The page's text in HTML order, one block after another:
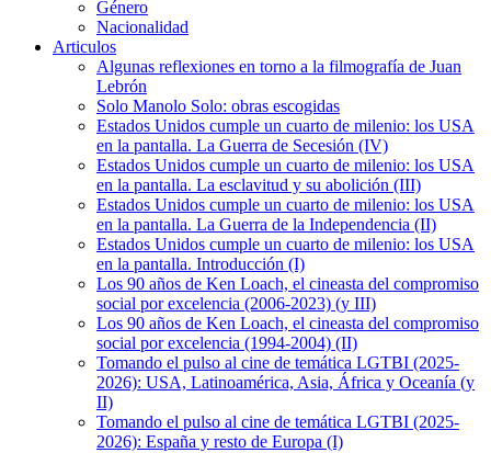
Género
Nacionalidad
Articulos
Algunas reflexiones en torno a la filmografía de Juan
Lebrón
Solo Manolo Solo: obras escogidas
Estados Unidos cumple un cuarto de milenio: los USA
en la pantalla. La Guerra de Secesión (IV)
Estados Unidos cumple un cuarto de milenio: los USA
en la pantalla. La esclavitud y su abolición (III)
Estados Unidos cumple un cuarto de milenio: los USA
en la pantalla. La Guerra de la Independencia (II)
Estados Unidos cumple un cuarto de milenio: los USA
en la pantalla. Introducción (I)
Los 90 años de Ken Loach, el cineasta del compromiso
social por excelencia (2006-2023) (y III)
Los 90 años de Ken Loach, el cineasta del compromiso
social por excelencia (1994-2004) (II)
Tomando el pulso al cine de temática LGTBI (2025-
2026): USA, Latinoamérica, Asia, África y Oceanía (y
II)
Tomando el pulso al cine de temática LGTBI (2025-
2026): España y resto de Europa (I)